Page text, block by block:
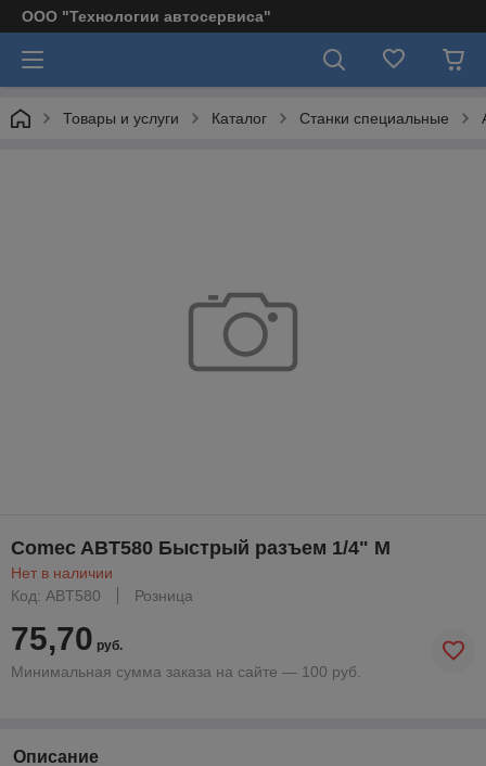
ООО "Технологии автосервиса"
Товары и услуги Каталог Станки специальные
Comec ABT580 Быстрый разъем 1/4" M
Нет в наличии
Код: ABT580
Розница
75,70 руб.
Минимальная сумма заказа на сайте — 100 руб.
Описание